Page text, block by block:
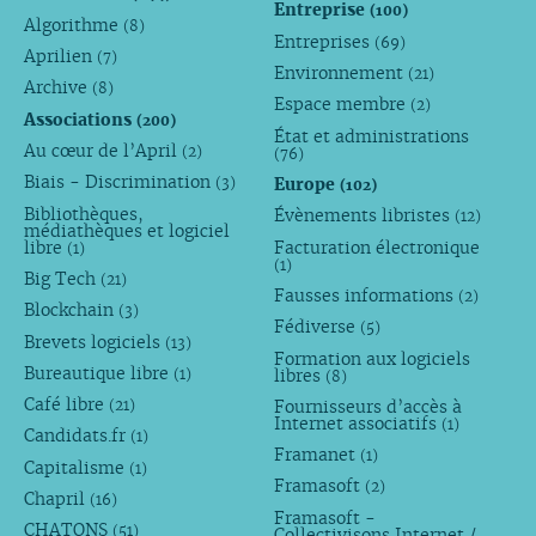
Algorithme (8)
Aprilien (7)
Archive (8)
Associations (200)
Au cœur de l’April (2)
Biais - Discrimination (3)
Bibliothèques,
médiathèques et logiciel
libre (1)
Big Tech (21)
Blockchain (3)
Brevets logiciels (13)
Bureautique libre (1)
Café libre (21)
Candidats.fr (1)
Capitalisme (1)
Chapril (16)
CHATONS (51)
Entreprise(100)
Entreprises (69)
Environnement (21)
Espace membre (2)
État et administrations
(76)
Europe(102)
Évènements libristes (12)
Facturation électronique
(1)
Fausses informations (2)
Fédiverse (5)
Formation aux logiciels
libres (8)
Fournisseurs d’accès à
Internet associatifs (1)
Framanet (1)
Framasoft (2)
Framasoft -